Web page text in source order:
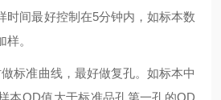
时间最好控制在5分钟内，如标本数
。
标准曲线，最好做复孔。如标本中
本OD值大于标准品孔第一孔的OD